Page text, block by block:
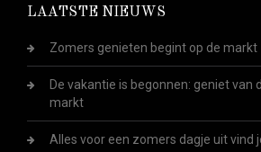
LAATSTE NIEUWS
Zomers genieten begint op de markt
De vakantie is begonnen: geniet van
markt
Alles voor een zomers dagje uit vind